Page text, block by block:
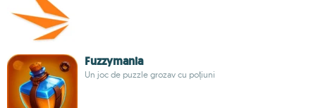
Fuzzymania
Un joc de puzzle grozav cu poțiuni